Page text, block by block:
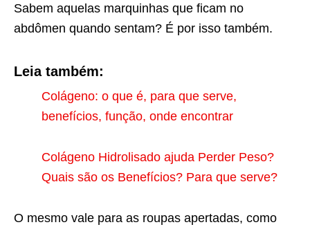
Sabem aquelas marquinhas que ficam no
abdômen quando sentam? É por isso também.
Leia também:
Colágeno: o que é, para que serve,
benefícios, função, onde encontrar
Colágeno Hidrolisado ajuda Perder Peso?
Quais são os Benefícios? Para que serve?
O mesmo vale para as roupas apertadas, como